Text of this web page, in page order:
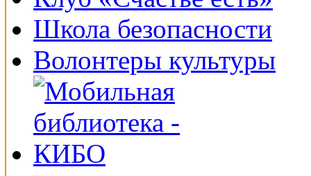
Школа безопасности
Волонтеры культуры